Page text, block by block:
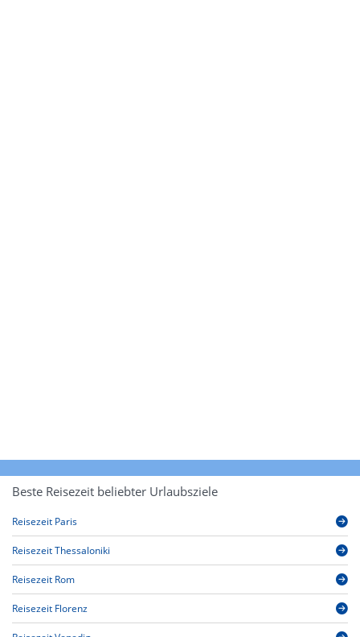
Beste Reisezeit beliebter Urlaubsziele
Reisezeit Paris
Reisezeit Thessaloniki
Reisezeit Rom
Reisezeit Florenz